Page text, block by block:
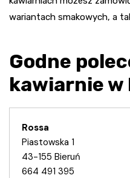
wariantach smakowych, a
Godne
kawiarnie w
Rossa
Piastowska 1
43-155 Bieruń
664 491 395